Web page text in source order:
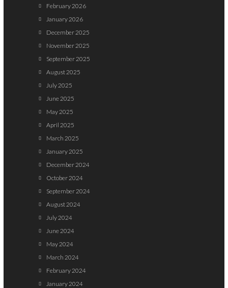
February 2026
January 2026
December 2025
November 2025
September 2025
August 2025
July 2025
June 2025
May 2025
April 2025
March 2025
January 2025
December 2024
October 2024
September 2024
August 2024
July 2024
June 2024
May 2024
March 2024
February 2024
January 2024